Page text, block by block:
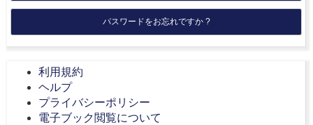
パスワードをお忘れですか ?
利用規約
ヘルプ
プライバシーポリシー
電子ブック閲覧について